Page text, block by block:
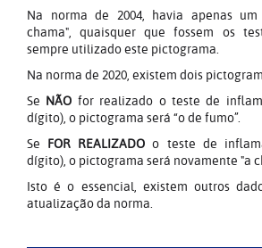
Na norma de 2004, havia apenas
chama", quaisquer que fossem os
sempre utilizado este pictograma.
Na norma de 2020, existem dois
Se NÃO for realizado o teste de
dígito), o pictograma será “o de fumo”.
Se FOR REALIZADOo teste de
dígito), o pictograma será novamente "a
Isto é o essencial, existem outros
atualização da norma.